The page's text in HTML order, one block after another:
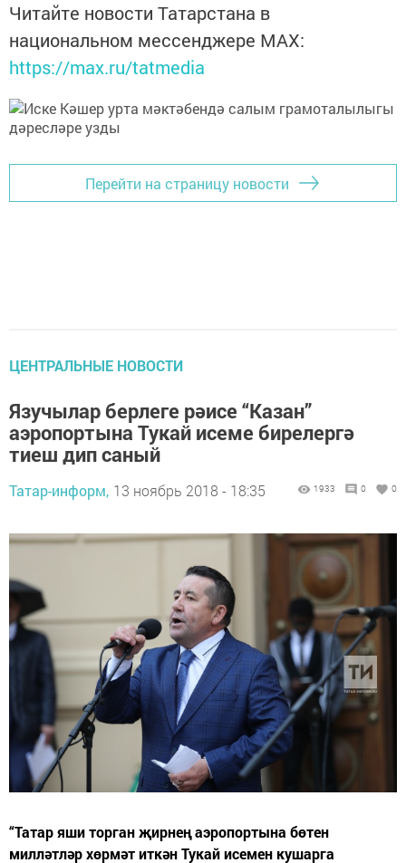
Читайте новости Татарстана в
национальном мессенджере MАХ:
https://max.ru/tatmedia
Перейти на страницу новости
ЦЕНТРАЛЬНЫЕ НОВОСТИ
Язучылар берлеге рәисе “Казан”
аэропортына Тукай исеме бирелергә
тиеш дип саный
Татар-информ, 13 ноябрь 2018 - 18:35 1933 0 0
“Татар яши торган җирнең аэропортына бөтен
милләтләр хөрмәт иткән Тукай исемен кушарга